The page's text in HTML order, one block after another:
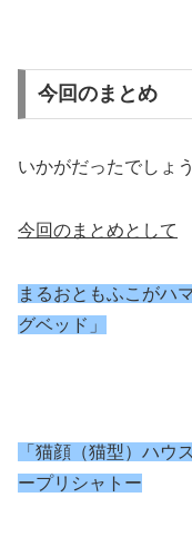
今回のまとめ
いかがだったでしょ
今回のまとめとして
まるおともふこがハ
グベッド」
「猫顔（猫型）ハウ
ープリシャトー